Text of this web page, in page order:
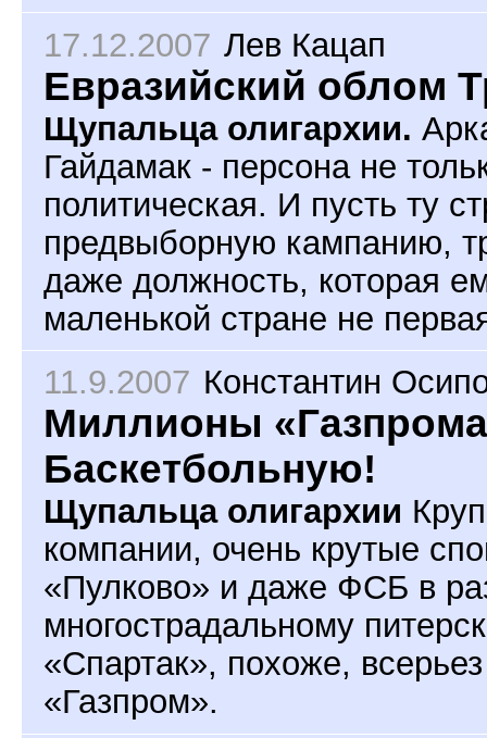
17.12.2007 Лев Кацап
Евразийский облом
Щупальца олигархии.
Гайдамак - персона не
политическая. И пусть ту
предвыборную кампанию,
даже должность, которая
маленькой стране не
11.9.2007 Константин
Миллионы
Баскетбольную!
Щупальца олигархии
компании, очень крутые
«Пулково» и даже ФСБ в
многострадальному
«Спартак», похоже,
«Газпром».